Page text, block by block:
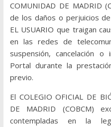
COMUNIDAD DE MADRID
de los daños o perjuicios
EL USUARIO que traigan
en las redes de
suspensión, cancelación
Portal durante la
previo.
El COLEGIO OFICIAL DE
DE MADRID (COBCM)
contempladas en la